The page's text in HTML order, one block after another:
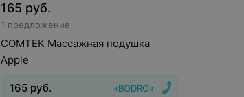
165 руб.
1 предложение
COMTEK Массажная подушка
Apple
«BODRO»
165 руб.